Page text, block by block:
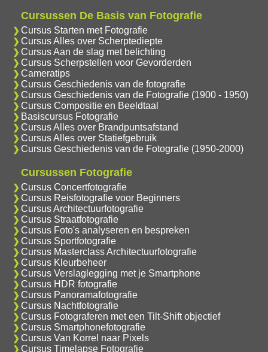
Cursussen De Basis van Fotografie
Cursus Starten met Fotografie
Cursus Alles over Scherptediepte
Cursus Aan de slag met belichting
Cursus Scherpstellen voor Gevorderden
Cameratips
Cursus Geschiedenis van de fotografie
Cursus Geschiedenis van de Fotografie (1900 - 1950)
Cursus Compositie en Beeldtaal
Basiscursus Fotografie
Cursus Alles over Brandpuntsafstand
Cursus Alles over Statiefgebruik
Cursus Geschiedenis van de Fotografie (1950-2000)
Cursussen Fotografie
Cursus Concertfotografie
Cursus Reisfotografie voor Beginners
Cursus Architectuurfotografie
Cursus Straatfotografie
Cursus Foto's analyseren en bespreken
Cursus Sportfotografie
Cursus Masterclass Architectuurfotografie
Cursus Kleurbeheer
Cursus Verslaglegging met je Smartphone
Cursus HDR fotografie
Cursus Panoramafotografie
Cursus Nachtfotografie
Cursus Fotograferen met een Tilt-Shift objectief
Cursus Smartphonefotografie
Cursus Van Korrel naar Pixels
Cursus Timelapse Fotografie